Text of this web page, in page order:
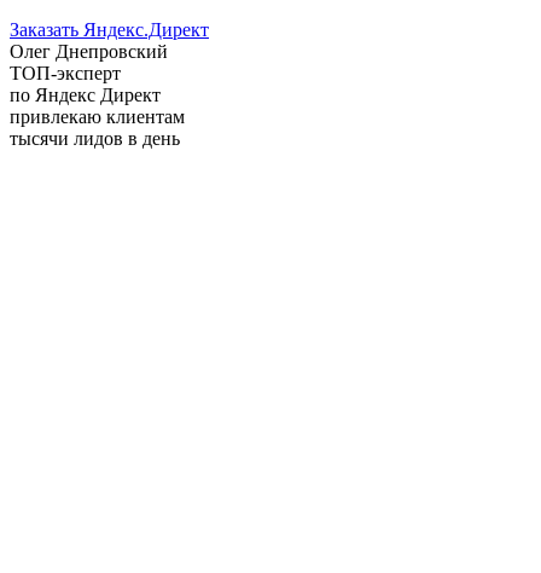
Заказать Яндекс.Директ
Олег Днепровский
ТОП-эксперт
по Яндекс Директ
привлекаю клиентам
тысячи лидов в день